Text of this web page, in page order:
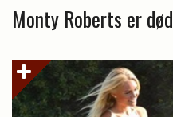
Monty Roberts er død